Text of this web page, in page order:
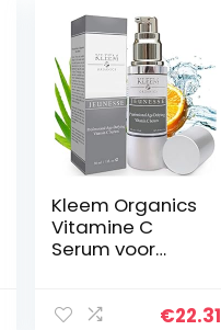
Kleem Organics
Vitamine C
Serum voor
Vitamine E |
€22.31